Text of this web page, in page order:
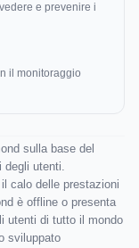
e prevenire i
il monitoraggio
sulla base del
degli utenti.
calo delle prestazioni
è offline o presenta
utenti di tutto il mondo
sviluppato